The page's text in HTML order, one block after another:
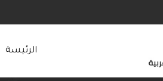
الرئيسة
(current)